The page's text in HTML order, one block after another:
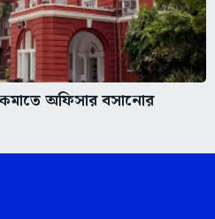
অফিসার বসানোর